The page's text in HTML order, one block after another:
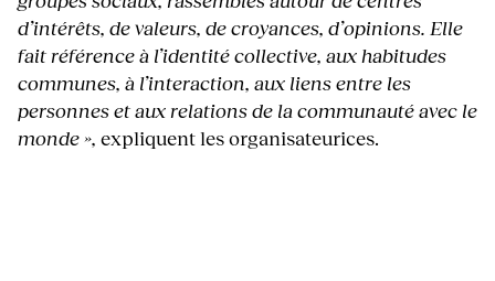
d’intérêts, de valeurs, de croyances, d’opinions. Elle
fait référence à l’identité collective, aux habitudes
communes, à l’interaction, aux liens entre les
personnes et aux relations de la communauté avec le
monde », expliquent les organisateurices.